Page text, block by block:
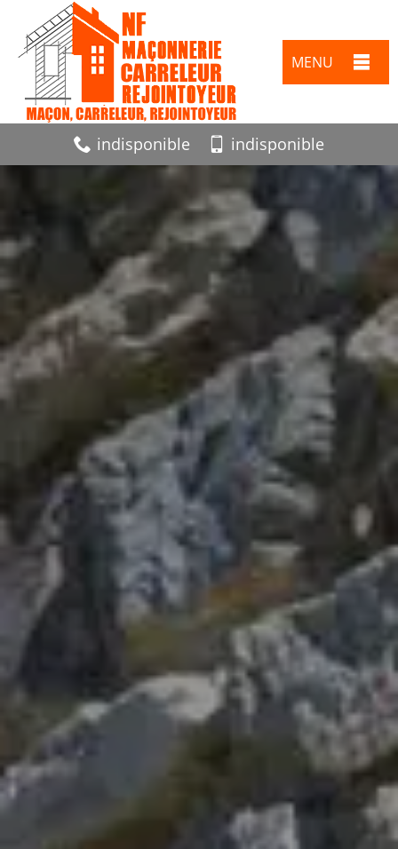
MENU
indisponible indisponible